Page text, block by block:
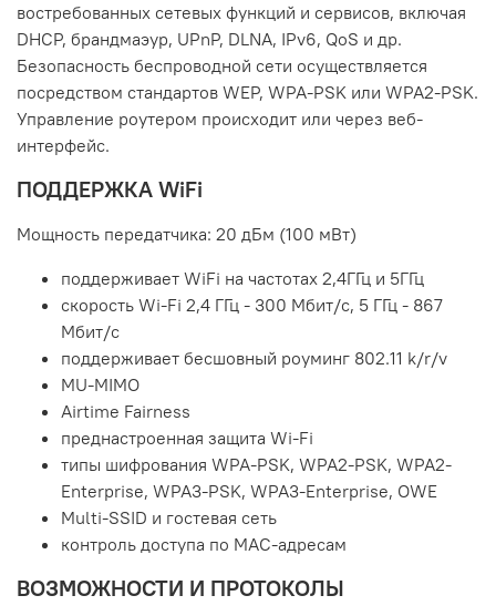
востребованных сетевых функций и сервисов, включая
DHCP, брандмаэур, UPnP, DLNA, IPv6, QoS и др.
Безопасность беспроводной сети осуществляется
посредством стандартов WEP, WPA-PSK или WPA2-PSK.
Управление роутером происходит или через веб-
интерфейс.
ПОДДЕРЖКА WiFi
Мощность передатчика: 20 дБм (100 мВт)
поддерживает WiFi на частотах 2,4ГГц и 5ГГц
скорость Wi-Fi 2,4 ГГц - 300 Мбит/с, 5 ГГц - 867
Мбит/с
поддерживает бесшовный роуминг 802.11 k/r/v
MU-MIMO
Airtime Fairness
преднастроенная защита Wi-Fi
типы шифрования WPA-PSK, WPA2-PSK, WPA2-
Enterprise, WPA3-PSK, WPA3-Enterprise, OWE
Multi-SSID и гостевая сеть
контроль доступа по MAC-адресам
ВОЗМОЖНОСТИ И ПРОТОКОЛЫ